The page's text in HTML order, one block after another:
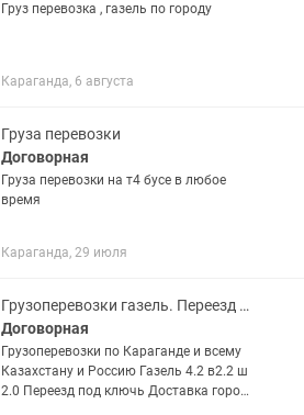
Груз перевозка , газель по городу
Караганда, 6 августа
Груза перевозки
Договорная
Груза перевозки на т4 бусе в любое
время
Караганда, 29 июля
Грузоперевозки газель. Переезд Доставка Перевозка Груза Межгород
Договорная
Грузоперевозки по Караганде и всему
Казахстану и Россию Газель 4.2 в2.2 ш
2.0 Переезд под ключь Доставка город